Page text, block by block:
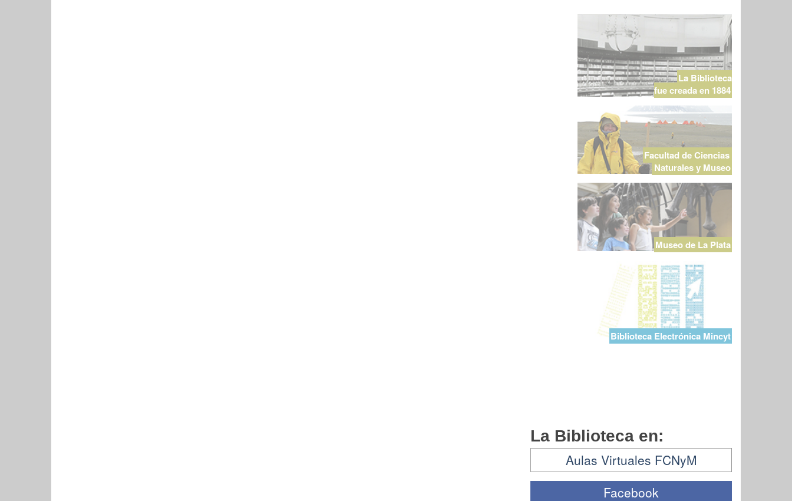
La Biblioteca
fue creada en 1884
Facultad de Ciencias
Naturales y Museo
Museo de La Plata
Biblioteca Electrónica Mincyt
La Biblioteca en:
Aulas Virtuales FCNyM
Facebook